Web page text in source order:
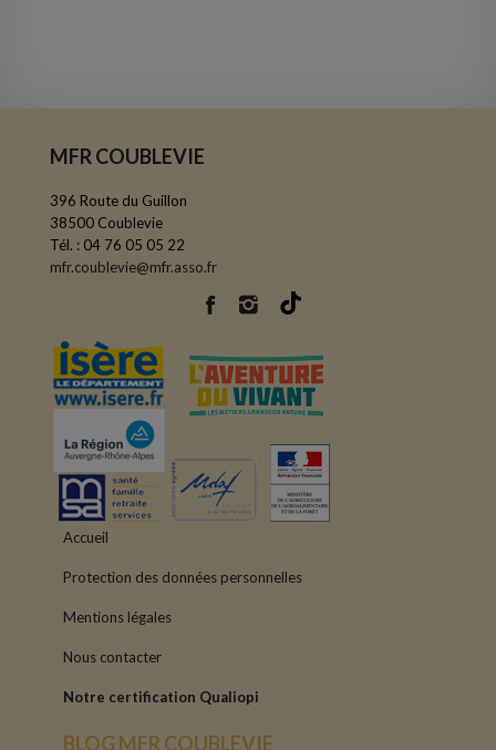
MFR COUBLEVIE
396 Route du Guillon
38500 Coublevie
Tél. : 04 76 05 05 22
mfr.coublevie@mfr.asso.fr
Accueil
Protection des données personnelles
Mentions légales
Nous contacter
Notre certification Qualiopi
BLOG MFR COUBLEVIE